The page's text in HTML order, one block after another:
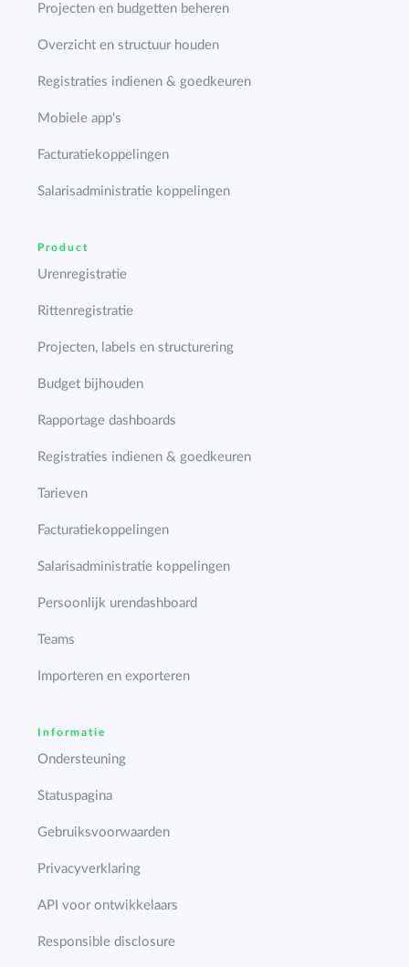
Projecten en budgetten beheren
Overzicht en structuur houden
Registraties indienen & goedkeuren
Mobiele app's
Facturatiekoppelingen
Salarisadministratie koppelingen
Product
Urenregistratie
Rittenregistratie
Projecten, labels en structurering
Budget bijhouden
Rapportage dashboards
Registraties indienen & goedkeuren
Tarieven
Facturatiekoppelingen
Salarisadministratie koppelingen
Persoonlijk urendashboard
Teams
Importeren en exporteren
Informatie
Ondersteuning
Statuspagina
Gebruiksvoorwaarden
Privacyverklaring
API voor ontwikkelaars
Responsible disclosure